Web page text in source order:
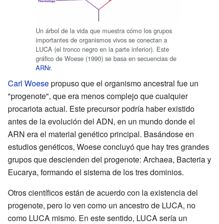
Un árbol de la vida que muestra cómo los grupos
importantes de organismos vivos se conectan a
LUCA (el tronco negro en la parte inferior). Este
gráfico de Woese (1990) se basa en secuencias de
ARNr.
Carl Woesepropuso que el organismo ancestral fue un
"progenote", que era menos complejo que cualquier
procariota actual. Este precursor podría haber existido
antes de la evolución del ADN, en un mundo donde el
ARN era el material genético principal. Basándose en
estudios genéticos, Woese concluyó que hay tres grandes
grupos que descienden del progenote: Archaea, Bacteria y
Eucarya, formando el sistema de los tres dominios.
Otros científicos están de acuerdo con la existencia del
progenote, pero lo ven como un ancestro de LUCA, no
como LUCA mismo. En este sentido, LUCA sería un